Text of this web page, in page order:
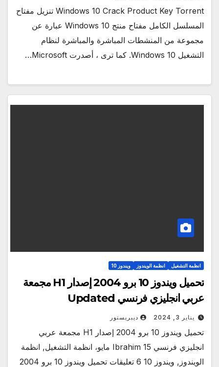
Windows 10 Crack Product Key Torrent تنزيل مفتاح
المسلسل الكامل مفتاح منتج Windows 10 عبارة عن
مجموعة من المنشطات المباشرة والمباشرة لنظام
التشغيل Windows 10. كما ترى ، أصدرت Microsoft…
انظمة التشغيل انظمة الويندوز ويندوز 10
تحميل ويندوز 10 برو 2004 إصدار H1 مجمعة
عربي انجليزي فرنسي Updated
يناير 3, 2024 ديبريستور
تحميل ويندوز 10 برو 2004 إصدار H1 مجمعة عربي
انجليزي فرنسي Ibrahim 15 مايو، انظمة التشغيل, انظمة
الويندوز, ويندوز 10 6 تعليقات تحميل ويندوز 10 برو 2004